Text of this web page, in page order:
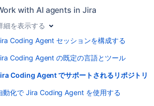
with AI agents in Jira
細を表示する
Coding Agent セッションを構成する
Coding Agent の既定の言語とツール
Coding Agent でサポートされるリポジトリ
動化で Jira Coding Agent を使用する